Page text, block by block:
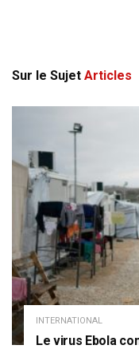
Sur le Sujet Articles
INTERNATIONAL
Le virus Ebola